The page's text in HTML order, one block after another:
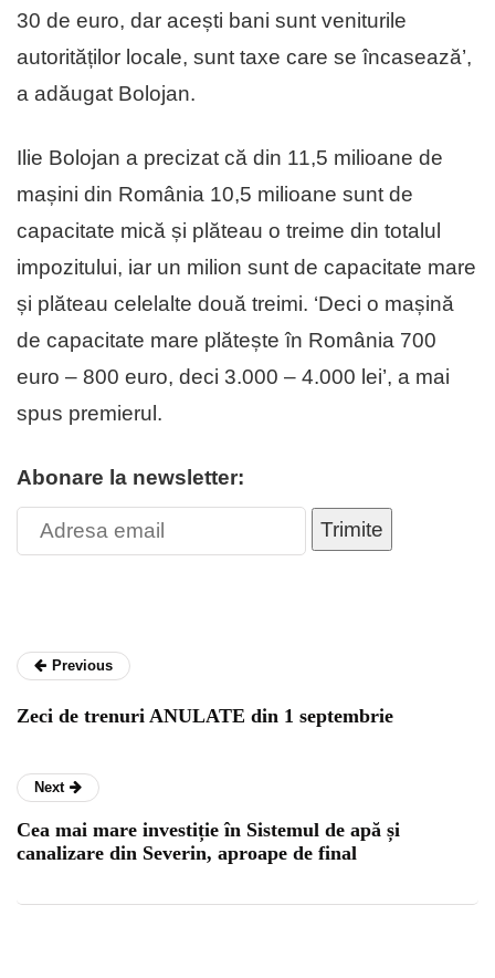
30 de euro, dar acești bani sunt veniturile
autorităților locale, sunt taxe care se încasează’,
a adăugat Bolojan.
Ilie Bolojan a precizat că din 11,5 milioane de
mașini din România 10,5 milioane sunt de
capacitate mică și plăteau o treime din totalul
impozitului, iar un milion sunt de capacitate mare
și plăteau celelalte două treimi. ‘Deci o mașină
de capacitate mare plătește în România 700
euro – 800 euro, deci 3.000 – 4.000 lei’, a mai
spus premierul.
Abonare la newsletter:
Trimite
Previous
Zeci de trenuri ANULATE din 1 septembrie
Next
Cea mai mare investiție în Sistemul de apă și
canalizare din Severin, aproape de final